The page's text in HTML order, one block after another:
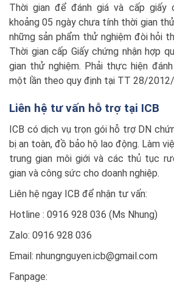
Thời gian để đánh giá và cấp giấy
khoảng 05 ngày chưa tính thời gian
những sản phẩm thử nghiệm đòi hỏi
Thời gian cấp Giấy chứng nhận hợp
gian thử nghiệm. Phải thực hiện
một lần theo quy định tại TT 28/
Liên hệ tư vấn hỗ trợ tại ICB
ICB có dịch vụ trọn gói hỗ trợ DN
bị an toàn, đồ bảo hộ lao động. Làm
trung gian môi giới và các thủ tục
gian và công sức cho doanh nghiệp.
Liên hệ ngay ICB để nhận tư vấn:
Hotline : 0916 928 036 (Ms Nhung)
Zalo: 0916 928 036
Email: nhungnguyen.icb@gmail.com
Fanpage: